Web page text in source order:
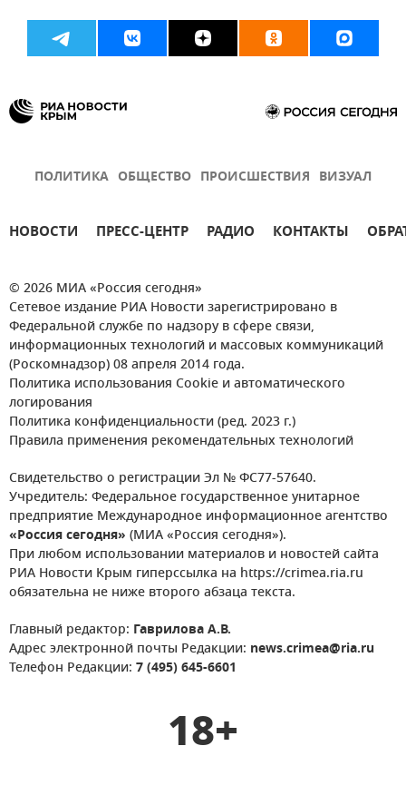
ПОЛИТИКА ОБЩЕСТВО ПРОИСШЕСТВИЯ ВИЗУАЛ
НОВОСТИ ПРЕСС-ЦЕНТР РАДИО КОНТАКТЫ
© 2026 МИА «Россия сегодня»
Сетевое издание РИА Новости зарегистрировано в
Федеральной службе по надзору в сфере связи,
информационных технологий и массовых коммуникаций
(Роскомнадзор) 08 апреля 2014 года.
Политика использования Cookie и автоматического
логирования
Политика конфиденциальности (ред. 2023 г.)
Правила применения рекомендательных технологий
Свидетельство о регистрации Эл № ФС77-57640.
Учредитель: Федеральное государственное унитарное
предприятие Международное информационное агентство
«Россия сегодня» (МИА «Россия сегодня»).
При любом использовании материалов и новостей сайта
РИА Новости Крым гиперссылка на https://crimea.ria.ru
обязательна не ниже второго абзаца текста.
Главный редактор: Гаврилова А.В.
Адрес электронной почты Редакции: news.crimea@ria.ru
Телефон Редакции: 7 (495) 645-6601
18+